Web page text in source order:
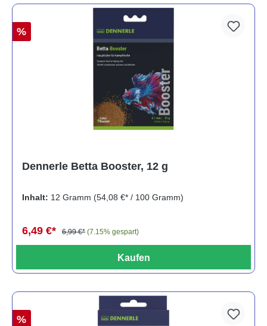
%
Dennerle Betta Booster, 12 g
Inhalt: 12 Gramm (54,08 €* / 100 Gramm)
6,49 €* 6,99 €* (7.15% gespart)
Kaufen
%